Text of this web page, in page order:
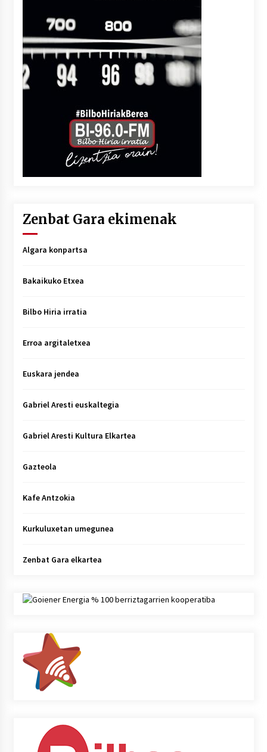
Zenbat Gara ekimenak
Algara konpartsa
Bakaikuko Etxea
Bilbo Hiria irratia
Erroa argitaletxea
Euskara jendea
Gabriel Aresti euskaltegia
Gabriel Aresti Kultura Elkartea
Gazteola
Kafe Antzokia
Kurkuluxetan umegunea
Zenbat Gara elkartea